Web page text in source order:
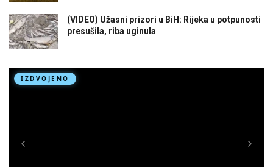
(VIDEO) Užasni prizori u BiH: Rijeka u potpunosti
presušila, riba uginula